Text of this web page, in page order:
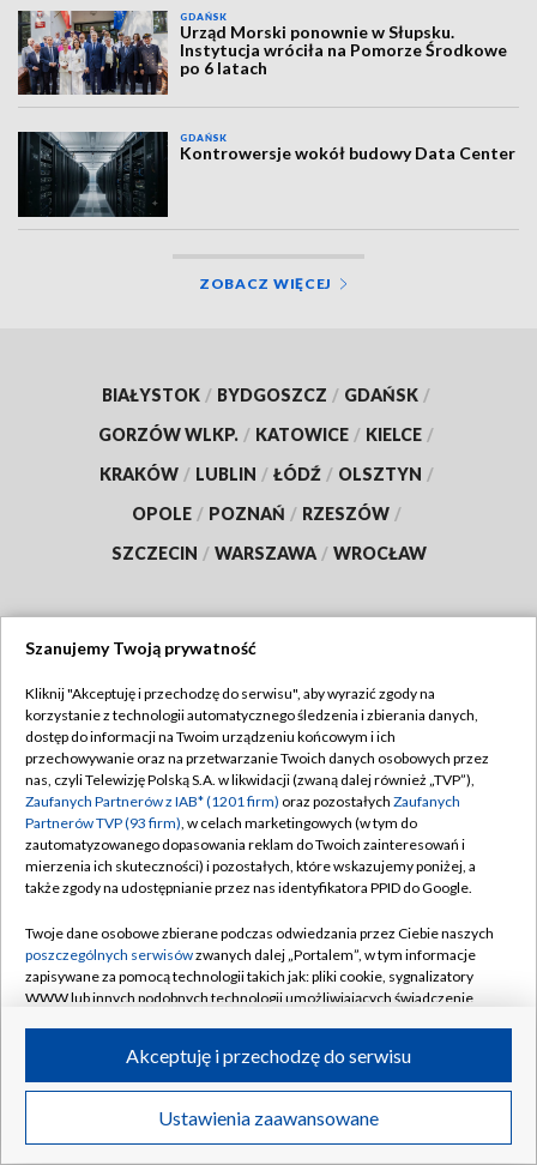
GDAŃSK
Urząd Morski ponownie w Słupsku.
Instytucja wróciła na Pomorze Środkowe
po 6 latach
GDAŃSK
Kontrowersje wokół budowy Data Center
ZOBACZ WIĘCEJ
BIAŁYSTOK / BYDGOSZCZ / GDAŃSK /
GORZÓW WLKP. / KATOWICE / KIELCE /
KRAKÓW / LUBLIN / ŁÓDŹ / OLSZTYN /
OPOLE / POZNAŃ / RZESZÓW /
SZCZECIN / WARSZAWA / WROCŁAW
TVP
Abonament TVP
Emisja w TVP
Centrum informacji TVP
Naziemna Telewizja Cyfrowa
Rada Programowa
System NOS
Informacje o nadawcy
Program dla prasy
Ogłoszenie przetargowe
Regulamin TVP
Polityka prywatności
Moje zgody
Pomoc
Kontakt
Kanały
©2026 Telewizja Polska S.A. w likwidacji
Szanujemy Twoją prywatność
Kliknij "Akceptuję i przechodzę do serwisu", aby wyrazić zgody na
korzystanie z technologii automatycznego śledzenia i zbierania danych,
dostęp do informacji na Twoim urządzeniu końcowym i ich
przechowywanie oraz na przetwarzanie Twoich danych osobowych przez
nas, czyli Telewizję Polską S.A. w likwidacji (zwaną dalej również „TVP”),
Zaufanych Partnerów z IAB* (1201 firm) oraz pozostałych Zaufanych
Partnerów TVP (93 firm), w celach marketingowych (w tym do
zautomatyzowanego dopasowania reklam do Twoich zainteresowań i
mierzenia ich skuteczności) i pozostałych, które wskazujemy poniżej, a
także zgody na udostępnianie przez nas identyfikatora PPID do Google.
Twoje dane osobowe zbierane podczas odwiedzania przez Ciebie naszych
poszczególnych serwisówzwanych dalej „Portalem”, w tym informacje
zapisywane za pomocą technologii takich jak: pliki cookie, sygnalizatory
WWW lub innych podobnych technologii umożliwiających świadczenie
ruchu w Internecie.
Twoje dane osobowe zbierane podczas odwiedzania przez Ciebie
poszczególnych serwisówna Portalu, takie jak adresy IP, identyfikatory
Ustawienia zaawansowane
Akceptuję i przechodzę do serwisu